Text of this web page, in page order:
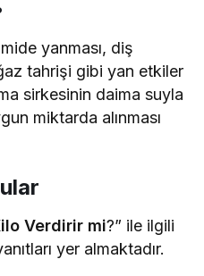
yanması, diş
tahrişi gibi yan etkiler
sirkesinin daima suyla
miktarda alınması
Verdirir mi?” ile ilgili
yer almaktadır.